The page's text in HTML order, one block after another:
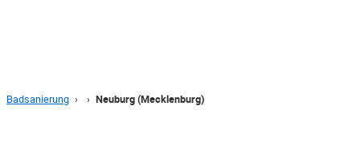
Badsanierung › › Neuburg (Mecklenburg)